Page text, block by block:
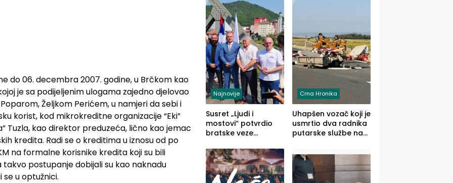
do 06. decembra 2007. godine, u Brčkom kao
je sa podijeljenim ulogama zajedno djelovao
Željkom Perićem, u namjeri da sebi i
korist, kod mikrokreditne organizacije “Eki”
Tuzla, kao direktor preduzeća, lično kao jemac
kredita. Radi se o kreditima u iznosu od po
na formalne korisnike kredita koji su bili
postupanje dobijali su kao naknadu
se u optužnici.
Najnovije
Susret „Ljudi i
mostovi“ potvrdio
bratske veze
Zvornika
Crna Hronika
Uhapšen vozač koji je
usmrtio dva radnika
putarske službe na
prema Šapcu
(FOTO)